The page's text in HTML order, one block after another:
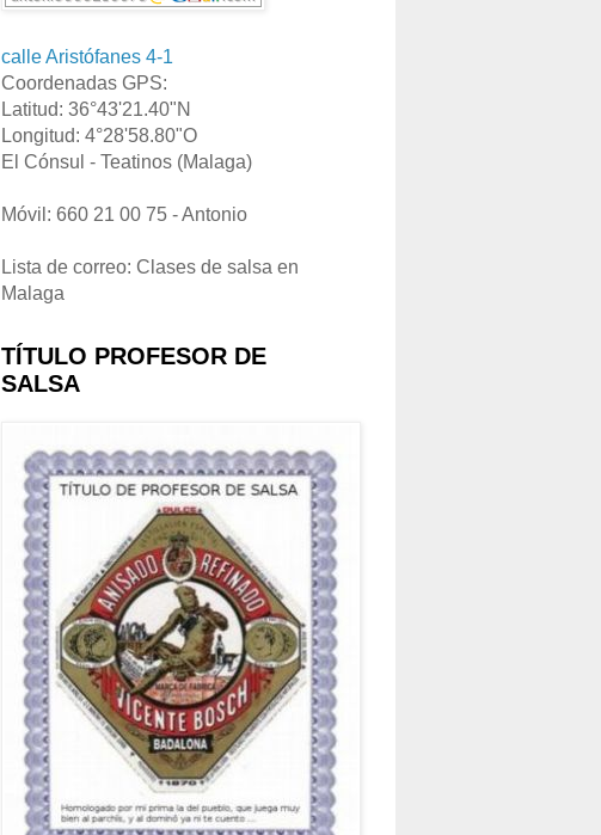
calle Aristófanes 4-1
Coordenadas GPS:
Latitud: 36°43'21.40"N
Longitud: 4°28'58.80"O
El Cónsul - Teatinos (Malaga)
Móvil: 660 21 00 75 - Antonio
Lista de correo: Clases de salsa en
Malaga
TÍTULO PROFESOR DE
SALSA